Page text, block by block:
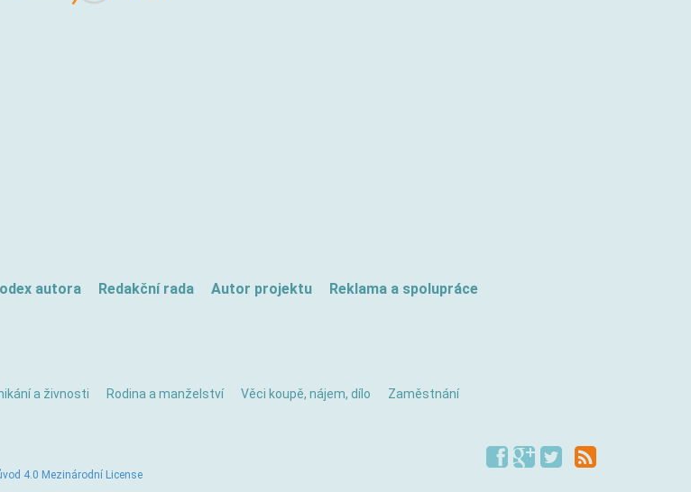
autora Redakční rada Autor projektu Reklama a spolupráce
a živnosti Rodina a manželství Věci koupě, nájem, dílo Zaměstnání
4.0 Mezinárodní License